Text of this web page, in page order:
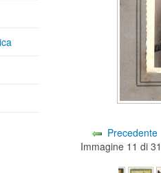
Precedente
Immagine 11 di 31